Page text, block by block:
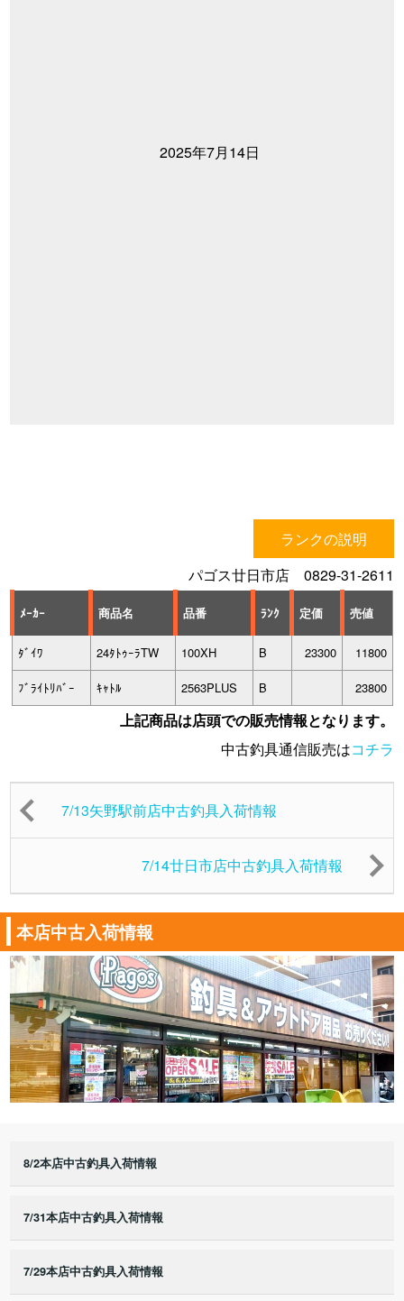
2025年7月14日
ランクの説明
パゴス廿日市店 0829-31-2611
ﾒｰｶｰ 商品名 品番 ﾗﾝｸ 定価 売値
ﾀﾞｲﾜ 24ﾀﾄｩｰﾗTW 100XH B 23300 11800
ﾌﾞﾗｲﾄﾘﾊﾞｰ ｷｬﾄﾙ 2563PLUS B 23800
上記商品は店頭での販売情報となります。
中古釣具通信販売はコチラ
7/13矢野駅前店中古釣具入荷情報
7/14廿日市店中古釣具入荷情報
本店中古入荷情報
8/2本店中古釣具入荷情報
7/31本店中古釣具入荷情報
7/29本店中古釣具入荷情報